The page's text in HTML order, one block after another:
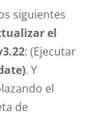
siguientes
el
: (Ejecutar
. Y
el
de